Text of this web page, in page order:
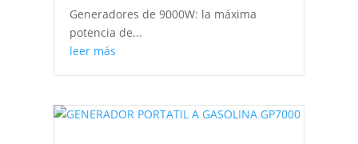
Generadores de 9000W: la máxima
potencia de...
leer más